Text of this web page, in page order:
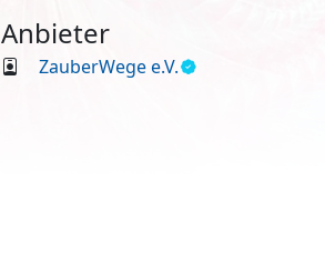
Anbieter
ZauberWege e.V.